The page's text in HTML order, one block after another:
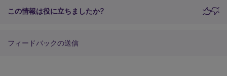
この情報は役に立ちましたか?
フィードバックの送信